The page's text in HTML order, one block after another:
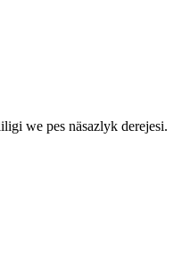
we pes näsazlyk derejesi.